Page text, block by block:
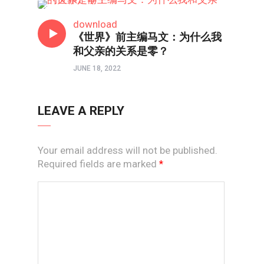
download
《世界》前主编马文：为什么我
和父亲的关系是零？
JUNE 18, 2022
LEAVE A REPLY
Your email address will not be published.
Required fields are marked *